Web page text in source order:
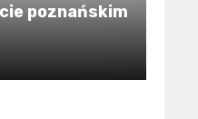
poznańskim